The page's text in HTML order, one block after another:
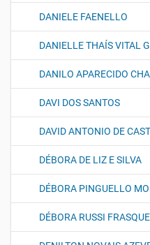
DANIELE FAENELLO
DANIELLE THAÍS VITAL
DANILO APARECIDO
DAVI DOS SANTOS
DAVID ANTONIO DE
DÉBORA DE LIZ E SILVA
DÉBORA PINGUELLO
DÉBORA RUSSI